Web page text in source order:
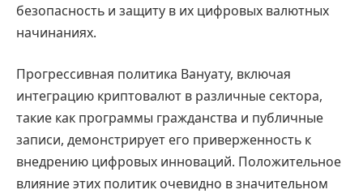
безопасность и защиту в их цифровых валютных
начинаниях.
Прогрессивная политика Вануату, включая
интеграцию криптовалют в различные сектора,
такие как программы гражданства и публичные
записи, демонстрирует его приверженность к
внедрению цифровых инноваций. Положительное
влияние этих политик очевидно в значительном